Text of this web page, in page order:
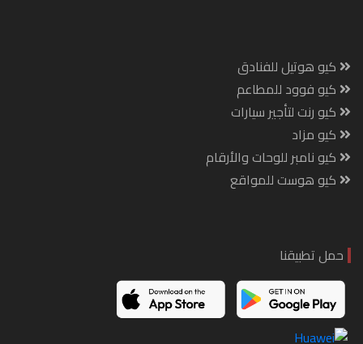
كيو هوتيل للفنادق
كيو فوود للمطاعم
كيو رنت لتأجير سيارات
كيو مزاد
كيو نامبر للوحات والأرقام
كيو هوست للمواقع
حمل تطبيقنا